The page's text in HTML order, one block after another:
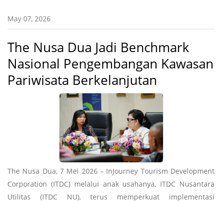
May 07, 2026
The Nusa Dua Jadi Benchmark
Nasional Pengembangan Kawasan
Pariwisata Berkelanjutan
The Nusa Dua, 7 Mei 2026 – InJourney Tourism Development
Corporation (ITDC) melalui anak usahanya, ITDC Nusantara
Utilitas (ITDC NU), terus memperkuat implementasi